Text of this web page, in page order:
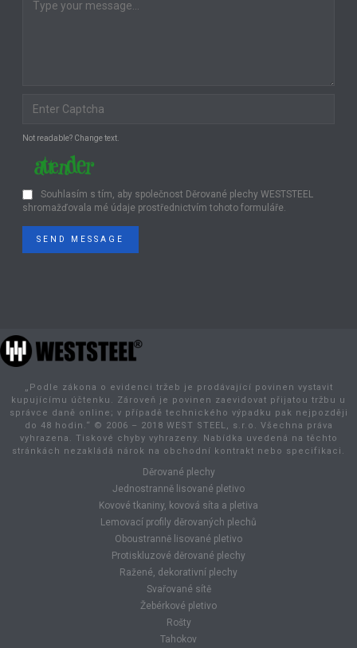
Not readable? Change text.
Souhlasím s tím, aby společnost Děrované plechy WESTSTEEL
shromažďovala mé údaje prostřednictvím tohoto formuláře.
SEND MESSAGE
„Podle zákona o evidenci tržeb je prodávající povinen vystavit
kupujícímu účtenku. Zároveň je povinen zaevidovat přijatou tržbu u
správce daně online; v případě technického výpadku pak nejpozději
do 48 hodin.“ © 2006 – 2018 WEST STEEL, s.r.o. Všechna práva
vyhrazena. Tiskové chyby vyhrazeny. Nabídka uvedená na těchto
stránkách nezakládá nárok na obchodní kontrakt nebo specifikaci.
Děrované plechy
Jednostranně lisované pletivo
Kovové tkaniny, kovová síta a pletiva
Lemovací profily děrovaných plechů
Oboustranně lisované pletivo
Protiskluzové děrované plechy
Ražené, dekorativní plechy
Svařované sítě
Žebérkové pletivo
Rošty
Tahokov